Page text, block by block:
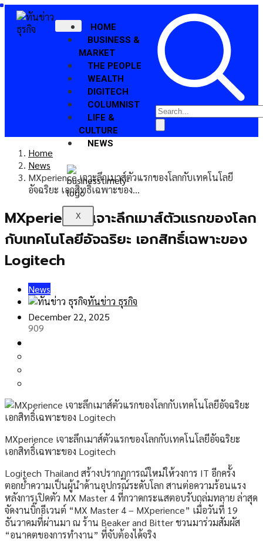
HOME
BUSINESS &
MARKET
THE PEOPLE
WEALTH
DIGITECH
COLUMNIST
LIFE &
CULTURE
NEWS
X
Home
News
MXperience เจาะลึกเมาส์ตัวแรกของโลกกับเทคโนโลยี
อัจฉริยะ เอกสิทธิ์เฉพาะของ…
MXperience เจาะลึกเมาส์ตัวแรกของโลก
กับเทคโนโลยีอัจฉริยะ เอกสิทธิ์เฉพาะของ
Logitech
News
ทันข่าว ธุรกิจ
December 22, 2025
909
MXperience เจาะลึกเมาส์ตัวแรกของโลกกับเทคโนโลยีอัจฉริยะ
เอกสิทธิ์เฉพาะของ Logitech
Logitech Thailand สร้างปรากฏการณ์ใหม่ให้วงการ IT อีกครั้ง
ตอกย้ำความเป็นผู้นำด้านอุปกรณ์ระดับโลก สานต่อความร้อนแรง
หลังการเปิดตัว MX Master 4 ที่กวาดกระแสตอบรับถล่มทลาย ล่าสุด
จัดงานบิ๊กอีเวนต์ “MX Master 4 – MXperience” เมื่อวันที่ 19
ธันวาคมที่ผ่านมา ณ ร้าน Beaker and Bitter ชวนมาร่วมสัมผัส
“อนาคตของการทำงาน” ที่จับต้องได้จริง